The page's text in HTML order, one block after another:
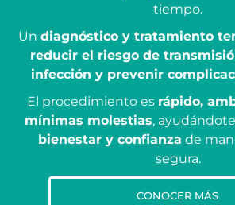
tiempo.
Un diagnóstico y tratamiento
reducir el riesgo de
infección y prevenir
El procedimiento es rápido,
mínimas molestias,
bienestar y confianza de
segura.
CONOCER MÁS